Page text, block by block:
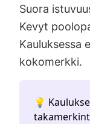
Suora
Kevyt
Kauluksessa
kokomerkki.
💡